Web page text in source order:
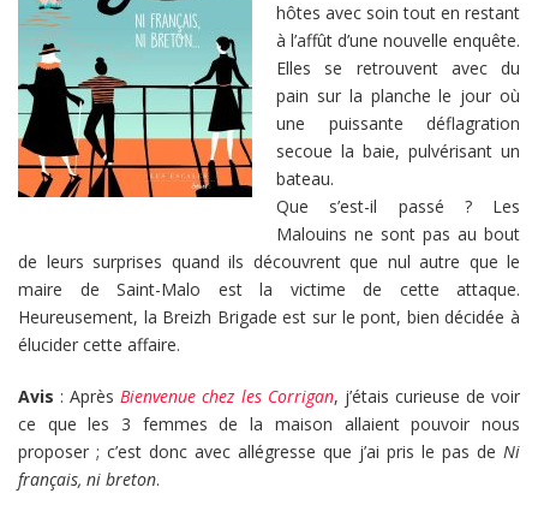
hôtes avec soin tout en restant
à l’affût d’une nouvelle enquête.
Elles se retrouvent avec du
pain sur la planche le jour où
une puissante déflagration
secoue la baie, pulvérisant un
bateau.
Que s’est-il passé ? Les
Malouins ne sont pas au bout
de leurs surprises quand ils découvrent que nul autre que le
maire de Saint-Malo est la victime de cette attaque.
Heureusement, la Breizh Brigade est sur le pont, bien décidée à
élucider cette affaire.
Avis : AprèsBienvenue chez les Corrigan, j’étais curieuse de voir
ce que les 3 femmes de la maison allaient pouvoir nous
proposer ; c’est donc avec allégresse que j’ai pris le pas de Ni
français, ni breton.